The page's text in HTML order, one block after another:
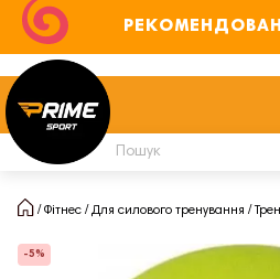
Фітнес Для силового тренування
-5%